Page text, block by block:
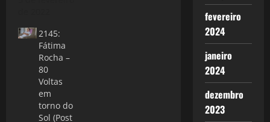
2145:
Fátima
Rocha –
80
Voltas
em
torno do
Sol (Post
fevereiro
2024
janeiro
2024
dezembro
2023